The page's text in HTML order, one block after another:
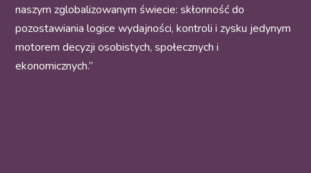
naszym zglobalizowanym świecie: skłonność do
pozostawiania logice wydajności, kontroli i zysku jedynym
motorem decyzji osobistych, społecznych i
ekonomicznych.”